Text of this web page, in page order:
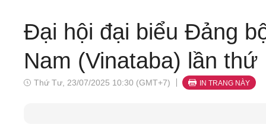
Đại hội đại biểu Đảng
Nam (Vinataba) lần
Thứ Tư, 23/07/2025 10:30 (GMT+7) IN TRANG NÀY